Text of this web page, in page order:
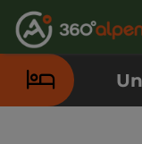
Zum Inhalt
Zur Navigation
Zum
Zur Kontaktseite
Zur Suche
Zum Impressum
Zu den
Zur Startseite